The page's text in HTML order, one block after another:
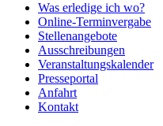
Was erledige ich wo?
Online-Terminvergabe
Stellenangebote
Ausschreibungen
Veranstaltungskalender
Presseportal
Anfahrt
Kontakt